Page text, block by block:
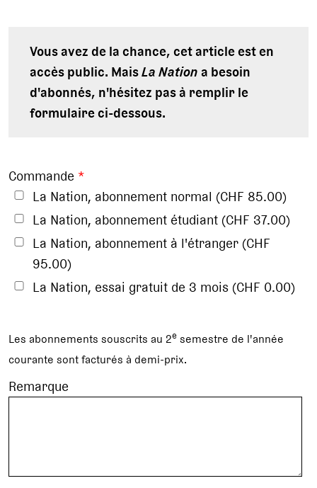
Vous avez de la chance, cet article est en
accès public. MaisLa Nationa besoin
d'abonnés, n'hésitez pas à remplir le
formulaire ci-dessous.
Commande *
La Nation, abonnement normal (CHF 85.00)
La Nation, abonnement étudiant (CHF 37.00)
La Nation, abonnement à l'étranger (CHF
95.00)
La Nation, essai gratuit de 3 mois (CHF 0.00)
Les abonnements souscrits au 2e semestre de l'année
courante sont facturés à demi-prix.
Remarque